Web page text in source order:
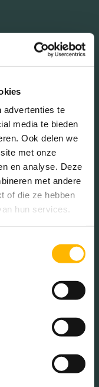
advertenties te
media te bieden
Ook delen we
met onze
en analyse. Deze
met andere
of die ze hebben
hun services.
(11.15%)
(21.69%)
(28.50%)